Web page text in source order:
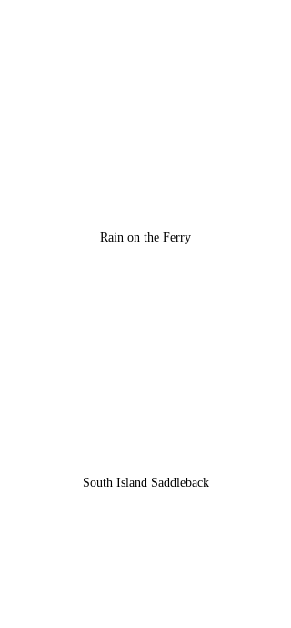
Rain on the Ferry
South Island Saddleback